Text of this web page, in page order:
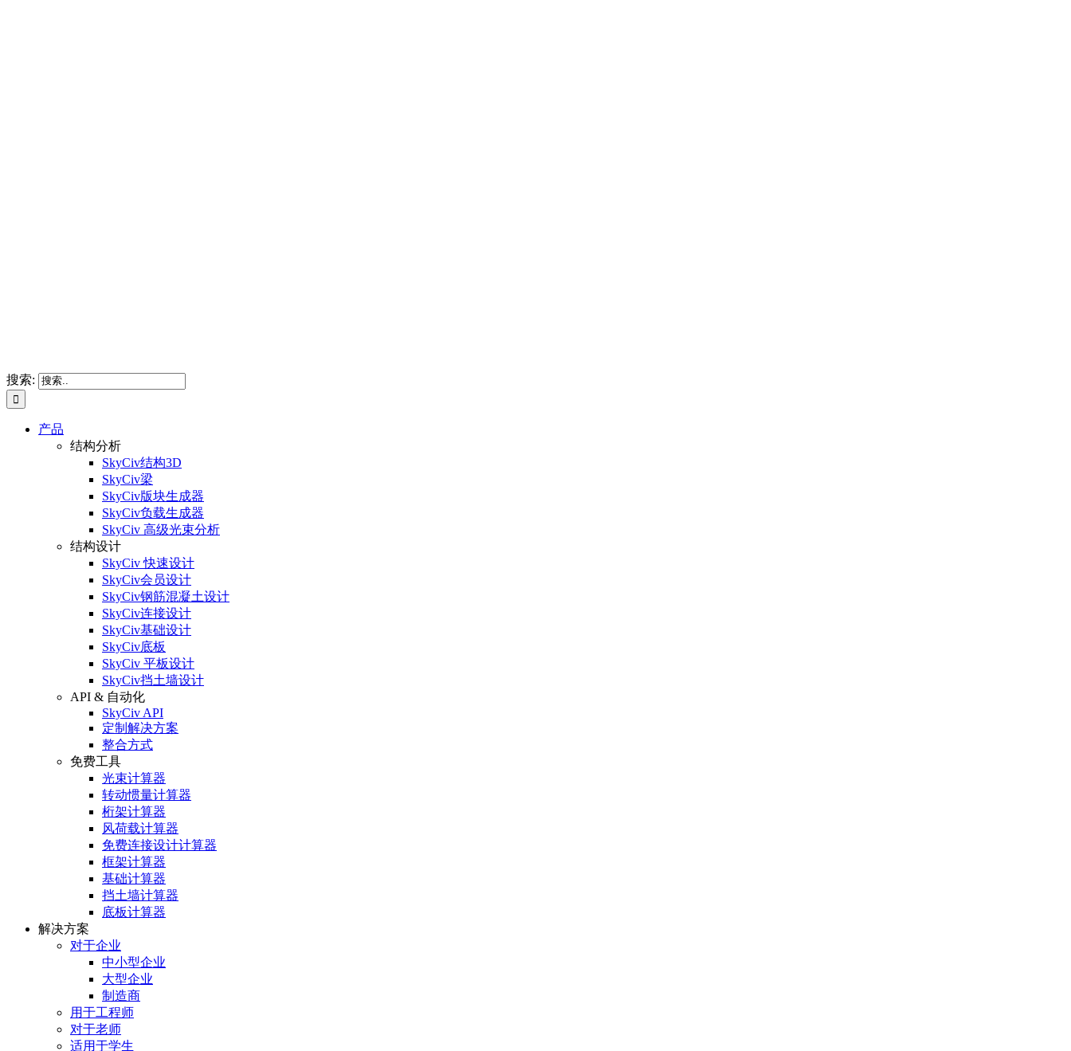
搜索:
产品
结构分析
SkyCiv结构3D
SkyCiv梁
SkyCiv版块生成器
SkyCiv负载生成器
SkyCiv 高级光束分析
结构设计
SkyCiv 快速设计
SkyCiv会员设计
SkyCiv钢筋混凝土设计
SkyCiv连接设计
SkyCiv基础设计
SkyCiv底板
SkyCiv 平板设计
SkyCiv挡土墙设计
API & 自动化
SkyCiv API
定制解决方案
整合方式
免费工具
光束计算器
转动惯量计算器
桁架计算器
风荷载计算器
免费连接设计计算器
框架计算器
基础计算器
挡土墙计算器
底板计算器
解决方案
对于企业
中小型企业
大型企业
制造商
用于工程师
对于老师
适用于学生